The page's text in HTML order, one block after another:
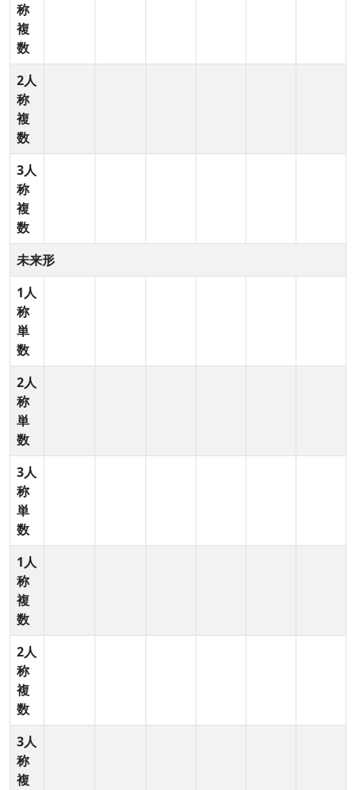
称
複
数
2人
称
複
数
3人
称
複
数
未来形
1人
称
単
数
2人
称
単
数
3人
称
単
数
1人
称
複
数
2人
称
複
数
3人
称
複